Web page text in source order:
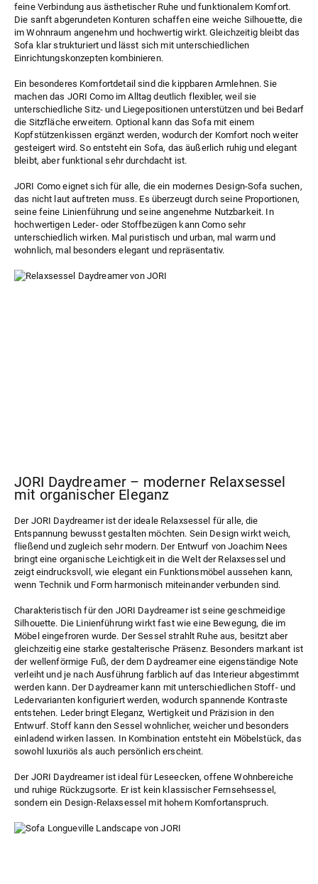
feine Verbindung aus ästhetischer Ruhe und funktionalem Komfort.
Die sanft abgerundeten Konturen schaffen eine weiche Silhouette, die
im Wohnraum angenehm und hochwertig wirkt. Gleichzeitig bleibt das
Sofa klar strukturiert und lässt sich mit unterschiedlichen
Einrichtungskonzepten kombinieren.
Ein besonderes Komfortdetail sind die kippbaren Armlehnen. Sie
machen das JORI Como im Alltag deutlich flexibler, weil sie
unterschiedliche Sitz- und Liegepositionen unterstützen und bei Bedarf
die Sitzfläche erweitern. Optional kann das Sofa mit einem
Kopfstützenkissen ergänzt werden, wodurch der Komfort noch weiter
gesteigert wird. So entsteht ein Sofa, das äußerlich ruhig und elegant
bleibt, aber funktional sehr durchdacht ist.
JORI Como eignet sich für alle, die ein modernes Design-Sofa suchen,
das nicht laut auftreten muss. Es überzeugt durch seine Proportionen,
seine feine Linienführung und seine angenehme Nutzbarkeit. In
hochwertigen Leder- oder Stoffbezügen kann Como sehr
unterschiedlich wirken. Mal puristisch und urban, mal warm und
wohnlich, mal besonders elegant und repräsentativ.
JORI Daydreamer – moderner Relaxsessel
mit organischer Eleganz
Der JORI Daydreamerist der ideale Relaxsessel für alle, die
Entspannung bewusst gestalten möchten. Sein Design wirkt weich,
fließend und zugleich sehr modern. Der Entwurf von Joachim Nees
bringt eine organische Leichtigkeit in die Welt der Relaxsessel und
zeigt eindrucksvoll, wie elegant ein Funktionsmöbel aussehen kann,
wenn Technik und Form harmonisch miteinander verbunden sind.
Charakteristisch für den JORI Daydreamer ist seine geschmeidige
Silhouette. Die Linienführung wirkt fast wie eine Bewegung, die im
Möbel eingefroren wurde. Der Sessel strahlt Ruhe aus, besitzt aber
gleichzeitig eine starke gestalterische Präsenz. Besonders markant ist
der wellenförmige Fuß, der dem Daydreamer eine eigenständige Note
verleiht und je nach Ausführung farblich auf das Interieur abgestimmt
werden kann. Der Daydreamer kann mit unterschiedlichen Stoff- und
Ledervarianten konfiguriert werden, wodurch spannende Kontraste
entstehen. Leder bringt Eleganz, Wertigkeit und Präzision in den
Entwurf. Stoff kann den Sessel wohnlicher, weicher und besonders
einladend wirken lassen. In Kombination entsteht ein Möbelstück, das
sowohl luxuriös als auch persönlich erscheint.
Der JORI Daydreamer ist ideal für Leseecken, offene Wohnbereiche
und ruhige Rückzugsorte. Er ist kein klassischer Fernsehsessel,
sondern ein Design-Relaxsessel mit hohem Komfortanspruch.